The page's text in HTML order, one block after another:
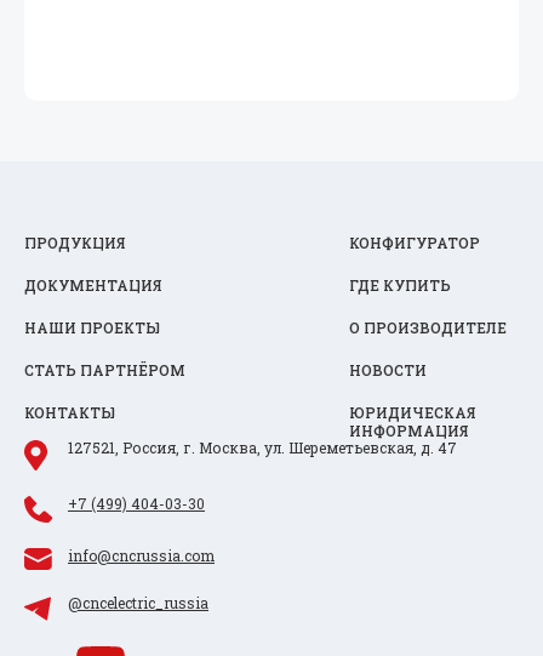
ПРОДУКЦИЯ КОНФИГУРАТОР
ДОКУМЕНТАЦИЯ ГДЕ КУПИТЬ
НАШИ ПРОЕКТЫ О ПРОИЗВОДИТЕЛЕ
СТАТЬ ПАРТНЁРОМ НОВОСТИ
КОНТАКТЫ
ЮРИДИЧЕСКАЯ
ИНФОРМАЦИЯ
127521, Россия, г. Москва, ул. Шереметьевская, д. 47
+7 (499) 404-03-30
info@cncrussia.com
@cncelectric_russia